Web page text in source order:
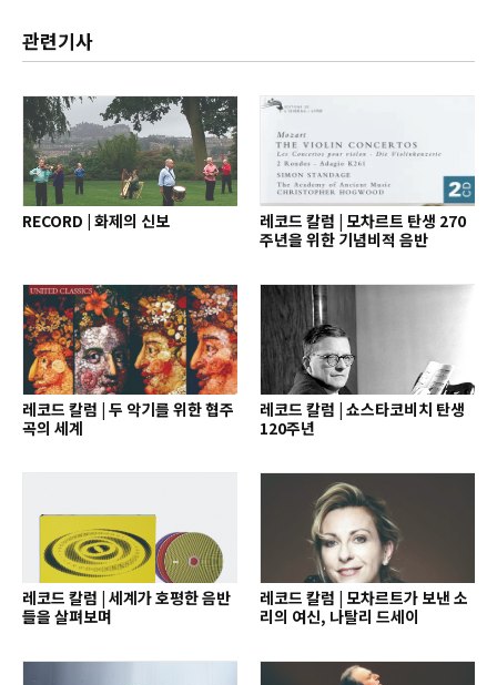
관련기사
RECORD | 화제의 신보
레코드 칼럼 | 모차르트 탄생 270
주년을 위한 기념비적 음반
레코드 칼럼 | 두 악기를 위한 협주
곡의 세계
레코드 칼럼 | 쇼스타코비치 탄생
120주년
레코드 칼럼 | 세계가 호평한 음반
들을 살펴보며
레코드 칼럼 | 모차르트가 보낸 소
리의 여신, 나탈리 드세이